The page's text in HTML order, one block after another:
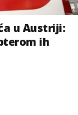
u Austriji:
ih